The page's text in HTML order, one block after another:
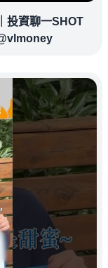
投資聊一SHOT